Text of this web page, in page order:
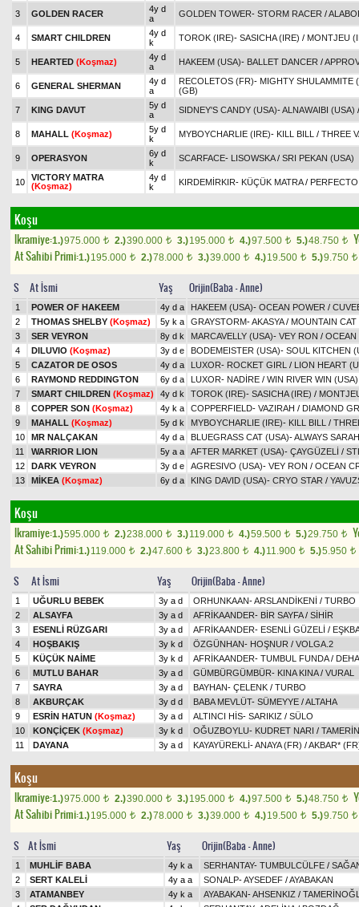
3 GOLDEN RACER
4y d
a
GOLDEN TOWER- STORM RACER /
4 SMART CHILDREN
4y d
k
TOROK (IRE)- SASICHA (IRE) / MONTJEU
5 HEARTED (Koşmaz)
4y d
a
HAKEEM (USA)- BALLET DANCER /
6 GENERAL SHERMAN
4y d
a
RECOLETOS (FR)- MIGHTY SHULAMMITE
(GB)
7
KING DAVUT
5y d
a
SIDNEY'S CANDY (USA)-ALNAWAIBI (USA)
8 MAHALL (Koşmaz)
5y d
k
MYBOYCHARLIE (IRE)- KILL BILL / THREE
9 OPERASYON
6y d
k
SCARFACE- LISOWSKA/ SRI PEKAN (USA)
10
VICTORY MATRA
(Koşmaz)
4y d
k
KIRDEMİRKIR- KÜÇÜK MATRA/ PERFECTO
Koşu
Ikramiye:1.)975.000 t 2.)390.000 t 3.)195.000 t 4.)97.500 t 5.)48.750 t
At Sahibi Primi:1.)195.000 t 2.)78.000 t 3.)39.000 t 4.)19.500 t 5.)9.750 t
S At İsmi Yaş Orijin(Baba - Anne)
1 POWER OF HAKEEM 4y d a HAKEEM (USA)- OCEAN POWER /
2
THOMAS SHELBY (Koşmaz) 5y k a GRAYSTORM-AKASYA/ MOUNTAIN CAT
3
SER VEYRON 8y d k MARCAVELLY (USA)- VEY RON / OCEAN
4
DILUVIO (Koşmaz) 3y d e BODEMEISTER (USA)- SOUL KITCHEN
5
CAZATOR DE OSOS 4y d a LUXOR- ROCKET GIRL / LION HEART
6
RAYMOND REDDINGTON 6y d a LUXOR- NADİRE / WIN RIVER WIN (USA)
7
SMART CHILDREN (Koşmaz) 4y d k TOROK (IRE)- SASICHA (IRE) /
8
COPPER SON (Koşmaz) 4y k a COPPERFIELD- VAZIRAH / DIAMOND
9
MAHALL (Koşmaz) 5y d k MYBOYCHARLIE (IRE)- KILL BILL /
10
MR NALÇAKAN 4y d a BLUEGRASS CAT (USA)-ALWAYS
11
WARRIOR LION 5y a a AFTER MARKET (USA)- ÇAYGÜZELİ /
12
DARK VEYRON 3y d e AGRESIVO (USA)- VEY RON / OCEAN
13
MİKEA (Koşmaz) 6y d a KING DAVID (USA)- CRYO STAR /
Koşu
Ikramiye:1.)595.000 t 2.)238.000 t 3.)119.000 t 4.)59.500 t 5.)29.750 t
At Sahibi Primi:1.)119.000 t 2.)47.600 t 3.)23.800 t 4.)11.900 t 5.)5.950 t
S At İsmi Yaş Orijin(Baba - Anne)
1 UĞURLU BEBEK 3y a d ORHUNKAAN-ARSLANDİKENİ / TURBO
2
ALSAYFA 3y a d AFRİKAANDER- BİR SAYFA/ SİHİR
3
ESENLİ RÜZGARI 3y a d AFRİKAANDER- ESENLİ GÜZELİ /
4
HOŞBAKIŞ 3y k d ÖZGÜNHAN- HOŞNUR / VOLGA.2
5
KÜÇÜK NAİME 3y k d AFRİKAANDER- TUMBUL FUNDA/ DEHA
6
MUTLU BAHAR 3y a d GÜMBÜRGÜMBÜR- KINA KINA/ VURAL
7
SAYRA 3y a d BAYHAN- ÇELENK / TURBO
8
AKBURÇAK 3y d d BABA MEVLÜT- SÜMEYYE /ALTAHA
9
ESRİN HATUN (Koşmaz) 3y a d ALTINCI HİS- SARIKIZ / SÜLO
10
KONÇİÇEK (Koşmaz) 3y k d OĞUZBOYLU- KUDRET NARI /
11
DAYANA 3y a d KAYAYÜREKLİ-ANAYA (FR) /AKBAR*
Koşu
Ikramiye:1.)975.000 t 2.)390.000 t 3.)195.000 t 4.)97.500 t 5.)48.750 t
At Sahibi Primi:1.)195.000 t 2.)78.000 t 3.)39.000 t 4.)19.500 t 5.)9.750 t
S At İsmi Yaş Orijin(Baba - Anne)
1 MUHLİF BABA 4y k a SERHANTAY- TUMBULCÜLFE /
2
SERT KALELİ 4y a a SONALP-AYSEDEF /AYABAKAN
3
ATAMANBEY 4y k a AYABAKAN-AHSENKIZ /